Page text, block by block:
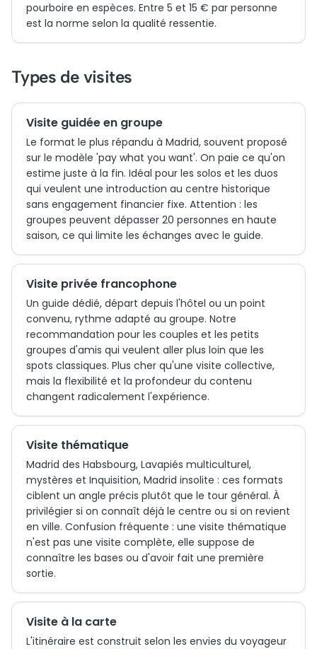
pourboire en espèces. Entre 5 et 15 € par personne
est la norme selon la qualité ressentie.
Types de visites
Visite guidée en groupe
Le format le plus répandu à Madrid, souvent proposé
sur le modèle 'pay what you want'. On paie ce qu'on
estime juste à la fin. Idéal pour les solos et les duos
qui veulent une introduction au centre historique
sans engagement financier fixe. Attention : les
groupes peuvent dépasser 20 personnes en haute
saison, ce qui limite les échanges avec le guide.
Visite privée francophone
Un guide dédié, départ depuis l'hôtel ou un point
convenu, rythme adapté au groupe. Notre
recommandation pour les couples et les petits
groupes d'amis qui veulent aller plus loin que les
spots classiques. Plus cher qu'une visite collective,
mais la flexibilité et la profondeur du contenu
changent radicalement l'expérience.
Visite thématique
Madrid des Habsbourg, Lavapiés multiculturel,
mystères et Inquisition, Madrid insolite : ces formats
ciblent un angle précis plutôt que le tour général. À
privilégier si on connaît déjà le centre ou si on revient
en ville. Confusion fréquente : une visite thématique
n'est pas une visite complète, elle suppose de
connaître les bases ou d'avoir fait une première
sortie.
Visite à la carte
L'itinéraire est construit selon les envies du voyageur